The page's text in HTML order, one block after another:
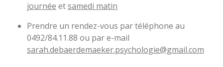
journée etsamedi matin
Prendre un rendez-vous par téléphone au
0492/84.11.88 ou par e-mail
sarah.debaerdemaeker.psychologie@gmail.com